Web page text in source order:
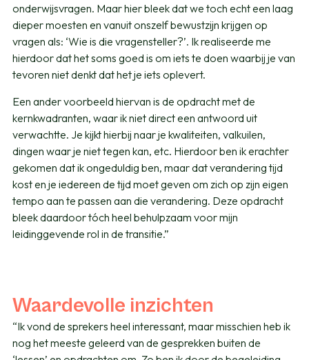
onderwijsvragen. Maar hier bleek dat we toch echt een laag
dieper moesten en vanuit onszelf bewustzijn krijgen op
vragen als: ‘Wie is die vragensteller?’. Ik realiseerde me
hierdoor dat het soms goed is om iets te doen waarbij je van
tevoren niet denkt dat het je iets oplevert.
Een ander voorbeeld hiervan is de opdracht met de
kernkwadranten, waar ik niet direct een antwoord uit
verwachtte. Je kijkt hierbij naar je kwaliteiten, valkuilen,
dingen waar je niet tegen kan, etc. Hierdoor ben ik erachter
gekomen dat ik ongeduldig ben, maar dat verandering tijd
kost en je iedereen de tijd moet geven om zich op zijn eigen
tempo aan te passen aan die verandering. Deze opdracht
bleek daardoor tóch heel behulpzaam voor mijn
leidinggevende rol in de transitie.”
Waardevolle inzichten
“Ik vond de sprekers heel interessant, maar misschien heb ik
nog het meeste geleerd van de gesprekken buiten de